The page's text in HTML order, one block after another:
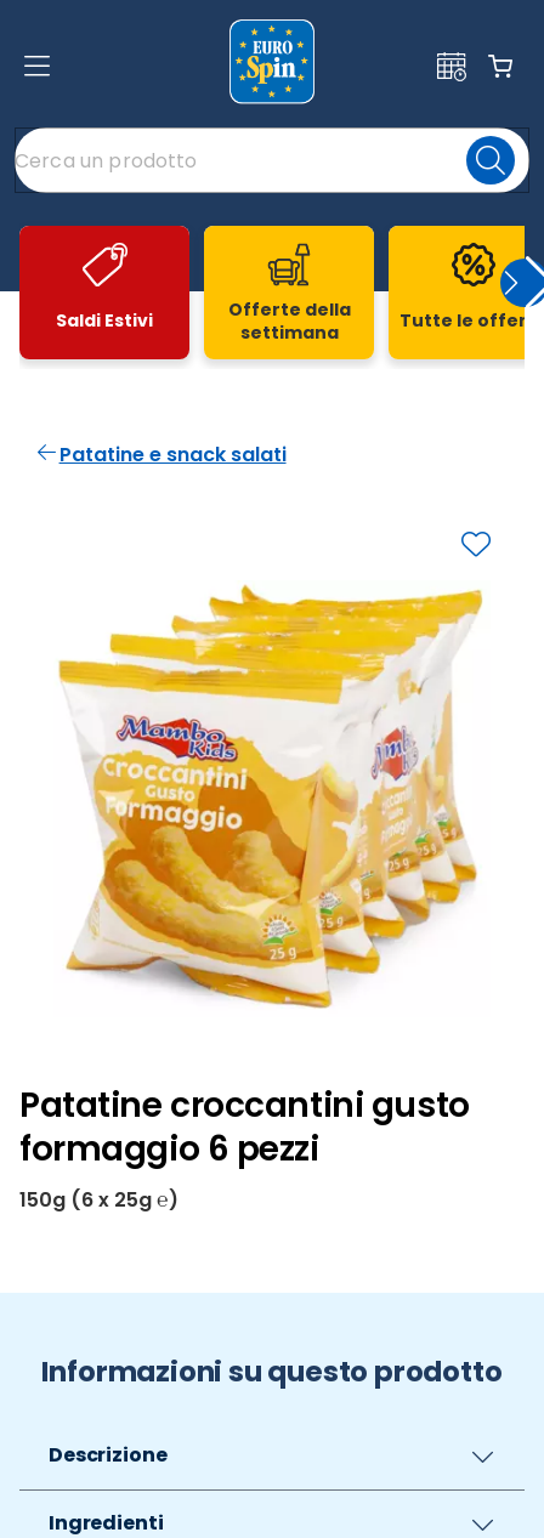
Saldi Estivi
Offerte della
settimana
Tutte le
Patatine e snack salati
Patatine croccantini gusto
formaggio 6 pezzi
150g (6 x 25g ℮)
Informazioni su questo prodotto
Descrizione
Ingredienti